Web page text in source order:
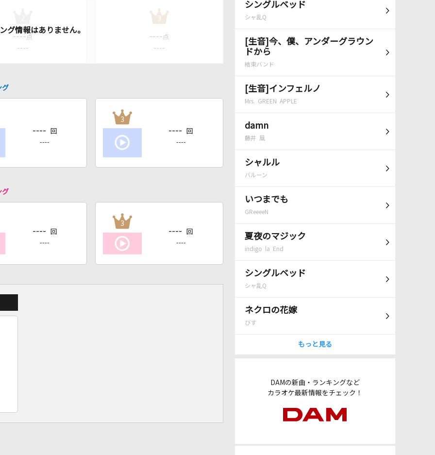
シングルベッド
シャ乱Q
[生音]今、僕、アンダーグラウン
ドから
結束バンド
[生音]インフェルノ
Mrs. GREEN APPLE
damn
藤井 風
シャルル
バルーン
いつまでも
GReeeeN
夏夜のマジック
indigo la End
シングルベッド
シャ乱Q
ネクロの花嫁
びす
もっと見る
DAMの新曲・ランキングなど
カラオケ最新情報をチェック！
---- 点
----
3
---- 点
----
グ
---- 回
----
3
---- 回
----
グ
---- 回
----
3
---- 回
----